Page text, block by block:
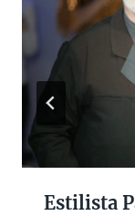
Estilista